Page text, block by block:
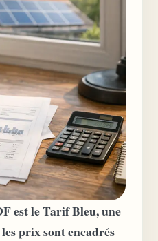
est le Tarif Bleu, une
prix sont encadrés